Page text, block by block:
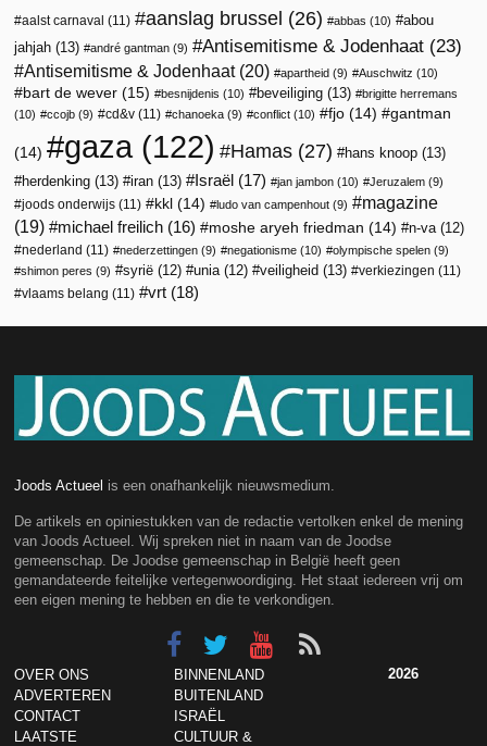
aalst carnaval (11) aanslag brussel (26) abbas (10)
abou
jahjah (13) andré gantman (9) Antisemitisme & Jodenhaat (23)
Antisemitisme & Jodenhaat(20) apartheid (9) Auschwitz (10)
bart de wever (15) besnijdenis (10) beveiliging (13)
brigitte herremans
(10)
ccojb (9) cd&v (11) chanoeka (9) conflict (10) fjo (14) gantman
(14) gaza (122) Hamas (27) hans knoop (13)
herdenking (13) iran (13) Israël (17) jan jambon (10) Jeruzalem (9)
joods onderwijs (11) kkl (14) ludo van campenhout (9)
magazine
(19)
michael freilich (16) moshe aryeh friedman (14) n-va (12)
nederland (11) nederzettingen (9) negationisme (10) olympische spelen (9)
shimon peres (9) syrië (12) unia (12) veiligheid (13) verkiezingen (11)
vlaams belang (11) vrt (18)
Joods Actueel is een onafhankelijk nieuwsmedium.
De artikels en opiniestukken van de redactie vertolken enkel de mening
van Joods Actueel. Wij spreken niet in naam van de Joodse
gemeenschap. De Joodse gemeenschap in België heeft geen
gemandateerde feitelijke vertegenwoordiging. Het staat iedereen vrij om
een eigen mening te hebben en die te verkondigen.
OVER ONS
ADVERTEREN
CONTACT
LAATSTE
BINNENLAND
BUITENLAND
ISRAËL
CULTUUR &
2026